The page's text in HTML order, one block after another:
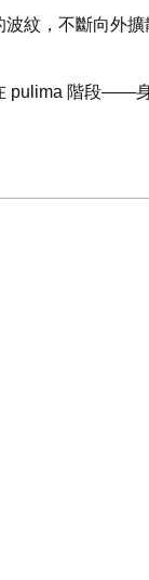
紋，不斷向外
pulima 階段——